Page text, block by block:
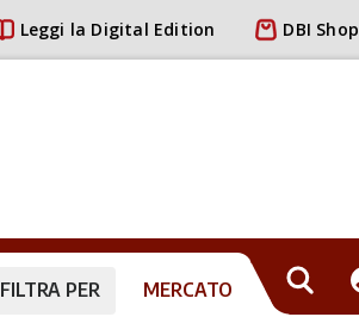
Leggi la Digital Edition DBI Shop
FILTRA PER MERCATO